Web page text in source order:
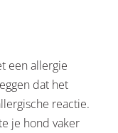
een allergie
dat het
reactie.
je hond vaker